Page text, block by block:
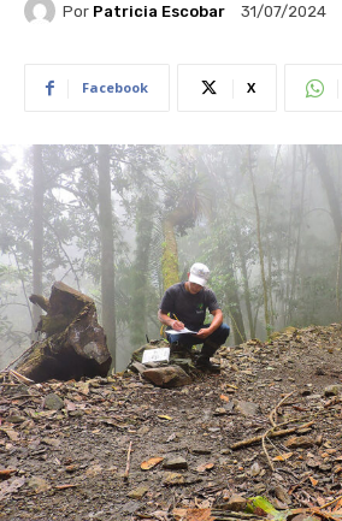
Por Patricia Escobar 31/07/2024
Facebook X